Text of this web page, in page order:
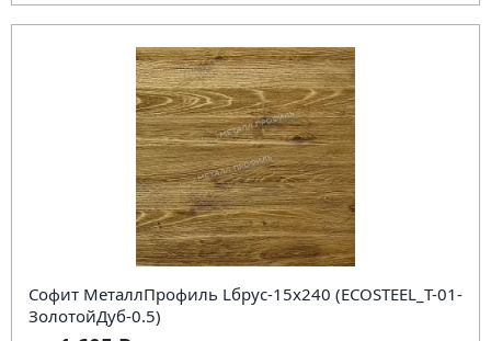
Софит МеталлПрофиль Lбрус-15х240 (ECOSTEEL_T-01-
ЗолотойДуб-0.5)